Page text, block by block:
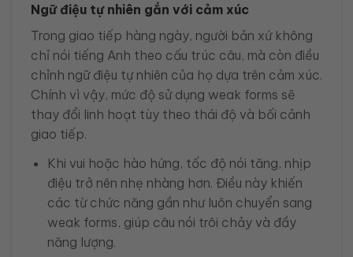
Ngữ điệu tự nhiên gắn với cảm xúc
Trong giao tiếp hàng ngày, người bản xứ không
chỉ nói tiếng Anh theo cấu trúc câu, mà còn điều
chỉnh ngữ điệu tự nhiên của họ dựa trên cảm xúc.
Chính vì vậy, mức độ sử dụng weak forms sẽ
thay đổi linh hoạt tùy theo thái độ và bối cảnh
giao tiếp.
Khi vui hoặc hào hứng, tốc độ nói tăng, nhịp
điệu trở nên nhẹ nhàng hơn. Điều này khiến
các từ chức năng gần như luôn chuyển sang
weak forms, giúp câu nói trôi chảy và đầy
năng lượng.